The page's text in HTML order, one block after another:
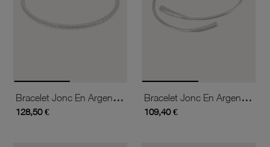
Bracelet Jonc En Argent Rhodié
128,50 €
Bracelet Jonc En Argent Rhodié
109,40 €